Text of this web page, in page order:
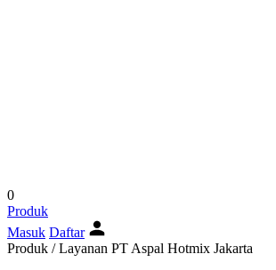
0
Produk
Masuk Daftar
Produk / Layanan PT Aspal Hotmix Jakarta